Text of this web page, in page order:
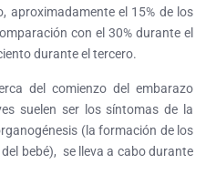
aproximadamente el 15% de los
con el 30% durante el
durante el tercero.
del comienzo del embarazo
suelen ser los síntomas de la
(la formación de los
bebé), se lleva a cabo durante